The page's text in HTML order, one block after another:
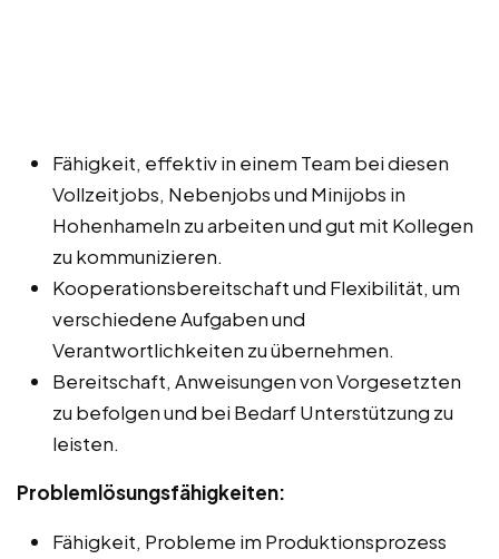
Fähigkeit, effektiv in einem Team bei diesen
Vollzeitjobs, Nebenjobs und Minijobs in
Hohenhameln zu arbeiten und gut mit Kollegen
zu kommunizieren.
Kooperationsbereitschaft und Flexibilität, um
verschiedene Aufgaben und
Verantwortlichkeiten zu übernehmen.
Bereitschaft, Anweisungen von Vorgesetzten
zu befolgen und bei Bedarf Unterstützung zu
leisten.
Problemlösungsfähigkeiten:
Fähigkeit, Probleme im Produktionsprozess